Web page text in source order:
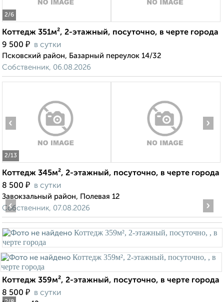
2/6
Коттедж 351м², 2-этажный, посуточно, в черте города
9 500 ₽ в сутки
Псковский район, Базарный переулок 14/32
Собственник, 06.08.2026
2/13
‹ ›
Коттедж 345м², 2-этажный, посуточно, в черте города
8 500 ₽ в сутки
Завокзальный район, Полевая 12
Собственник, 07.08.2026
‹ ›
Коттедж 359м², 2-этажный, посуточно, в черте города
8 500 ₽ в сутки